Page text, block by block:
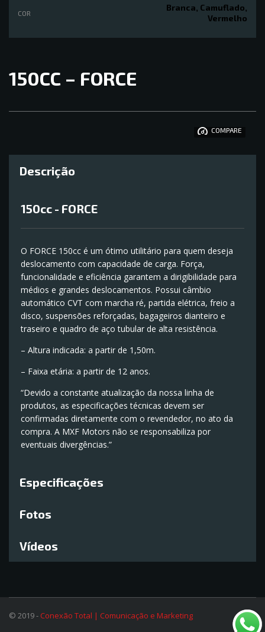
COR
Branca, Camuflado,
Vermelho
150CC – FORCE
COMPARE
Descrição
150cc - FORCE
O FORCE 150cc é um ótimo utilitário para quem deseja
deslocamento com capacidade de carga. Força,
funcionalidade e eficiência garantem a dirigibilidade para
médios e grandes deslocamentos. Possui câmbio
automático CVT com marcha ré, partida elétrica, freio a
disco, suspensões reforçadas, bagageiros dianteiro e
traseiro e quadro de aço tubular de alta resistência.
– Altura indicada: a partir de 1,50m.
– Faixa etária: a partir de 12 anos.
“Devido a constante atualização da nossa linha de
produtos, as especificações técnicas devem ser
confirmadas diretamente com o revendedor, no ato da
compra. A MXF Motors não se responsabiliza por
eventuais divergências.”
Especificações
Fotos
Vídeos
© 2019 - Conexão Total | Comunicação e Marketing